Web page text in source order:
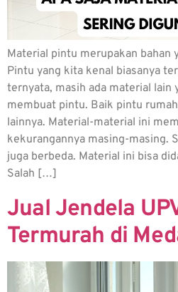
Material pintu merupakan bahan
Pintu yang kita kenal biasanya
ternyata, masih ada material lain
membuat pintu. Baik pintu
lainnya. Material-material ini
kekurangannya masing-masing.
juga berbeda. Material ini bisa
Salah […]
Jual Jendela
Termurah di